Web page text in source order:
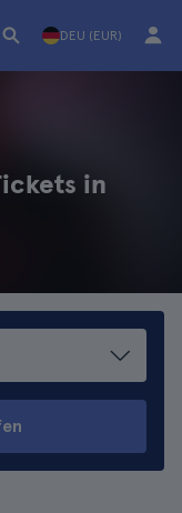
DEU (EUR)
in